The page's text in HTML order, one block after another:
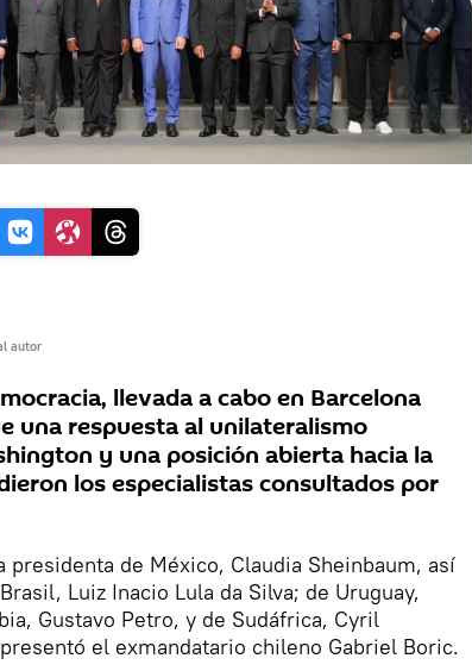
autor
llevada a cabo en Barcelona
una respuesta al unilateralismo
y una posición abierta hacia la
los especialistas consultados por
de México, Claudia Sheinbaum, así
Luiz Inacio Lula da Silva; de Uruguay,
Gustavo Petro, y de Sudáfrica, Cyril
el exmandatario chileno Gabriel Boric.